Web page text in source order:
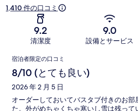
1,410 件の口コミ
9.2
清潔度
9.0
設備とサービス
口
コ
ミ
宿泊者限定の口コミ
8/10 (とても良い)
2026 年 2 月 5 日
オーダーしておいてバスタブ付きのお部
た。外がめちゃくちゃ寒いし雪は残って